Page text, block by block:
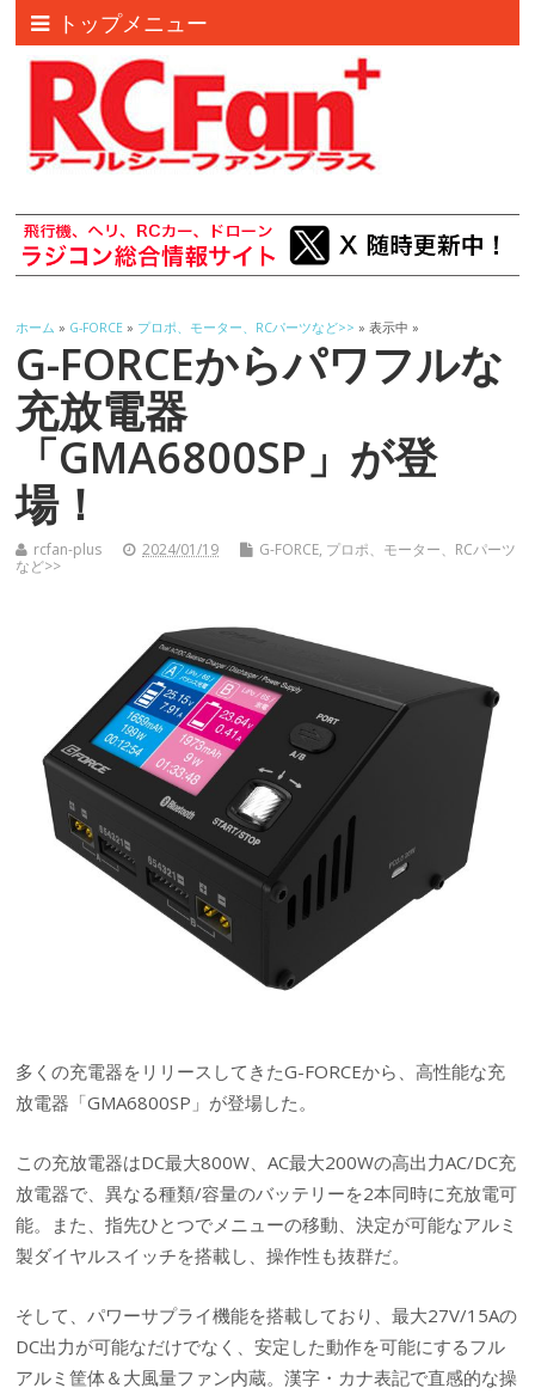
トップメニュー
ホーム » G-FORCE » プロポ、モーター、RCパーツなど>> » 表示中 »
G-FORCEからパワフルな
充放電器
「GMA6800SP」が登
場！
rcfan-plus 2024/01/19 G-FORCE, プロポ、モーター、RCパーツ
など>>
多くの充電器をリリースしてきたG-FORCEから、高性能な充
放電器「GMA6800SP」が登場した。
この充放電器はDC最大800W、AC最大200Wの高出力AC/DC充
放電器で、異なる種類/容量のバッテリーを2本同時に充放電可
能。また、指先ひとつでメニューの移動、決定が可能なアルミ
製ダイヤルスイッチを搭載し、操作性も抜群だ。
そして、パワーサプライ機能を搭載しており、最大27V/15Aの
DC出力が可能なだけでなく、安定した動作を可能にするフル
アルミ筐体＆大風量ファン内蔵。漢字・カナ表記で直感的な操